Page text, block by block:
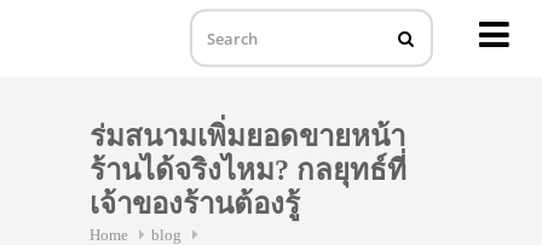
ร่มสนามเพิ่มยอดขายหน้า
ร้านได้จริงไหม? กลยุทธ์ที่
เจ้าของร้านต้องรู้
Home
blog